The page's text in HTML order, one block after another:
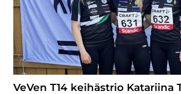
VeVen T14 keihästrio Katariina